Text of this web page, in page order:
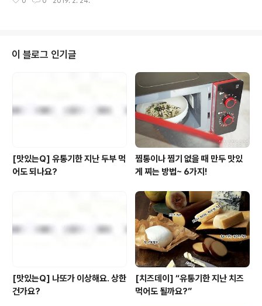
는 노하우와 센스는 발군! 이번엔 길고 깊은 겨울밤에 잘 어
줌, 물 530ml만들어보세요 1. 대파는 어슷 썰어요. 2. 새
송이 버섯은 밑동을 제거하고 삼등분한 뒤 납작하게 썰어
요. 3. 홍고추는 꼭지를 떼고 어슷 썰어요. 4. 표고버섯은
밑동을 제거해요. 5. 1개는 윗부분에 8각으로 칼집내요. 6.
1개는 납작하게 썰어요. 7. 풀무원 #오뎅나베..
이 블로그 인기글
[맛있는Q] 유통기한 지난 두부 먹
어도 되나요?
찜통이나 찜기 없을 때 만두 맛있
게 찌는 방법~ 6가지!
[맛있는Q] 나또가 이상해요. 상한
건가요?
[치즈데이] “유통기한 지난 치즈
먹어도 될까요?”